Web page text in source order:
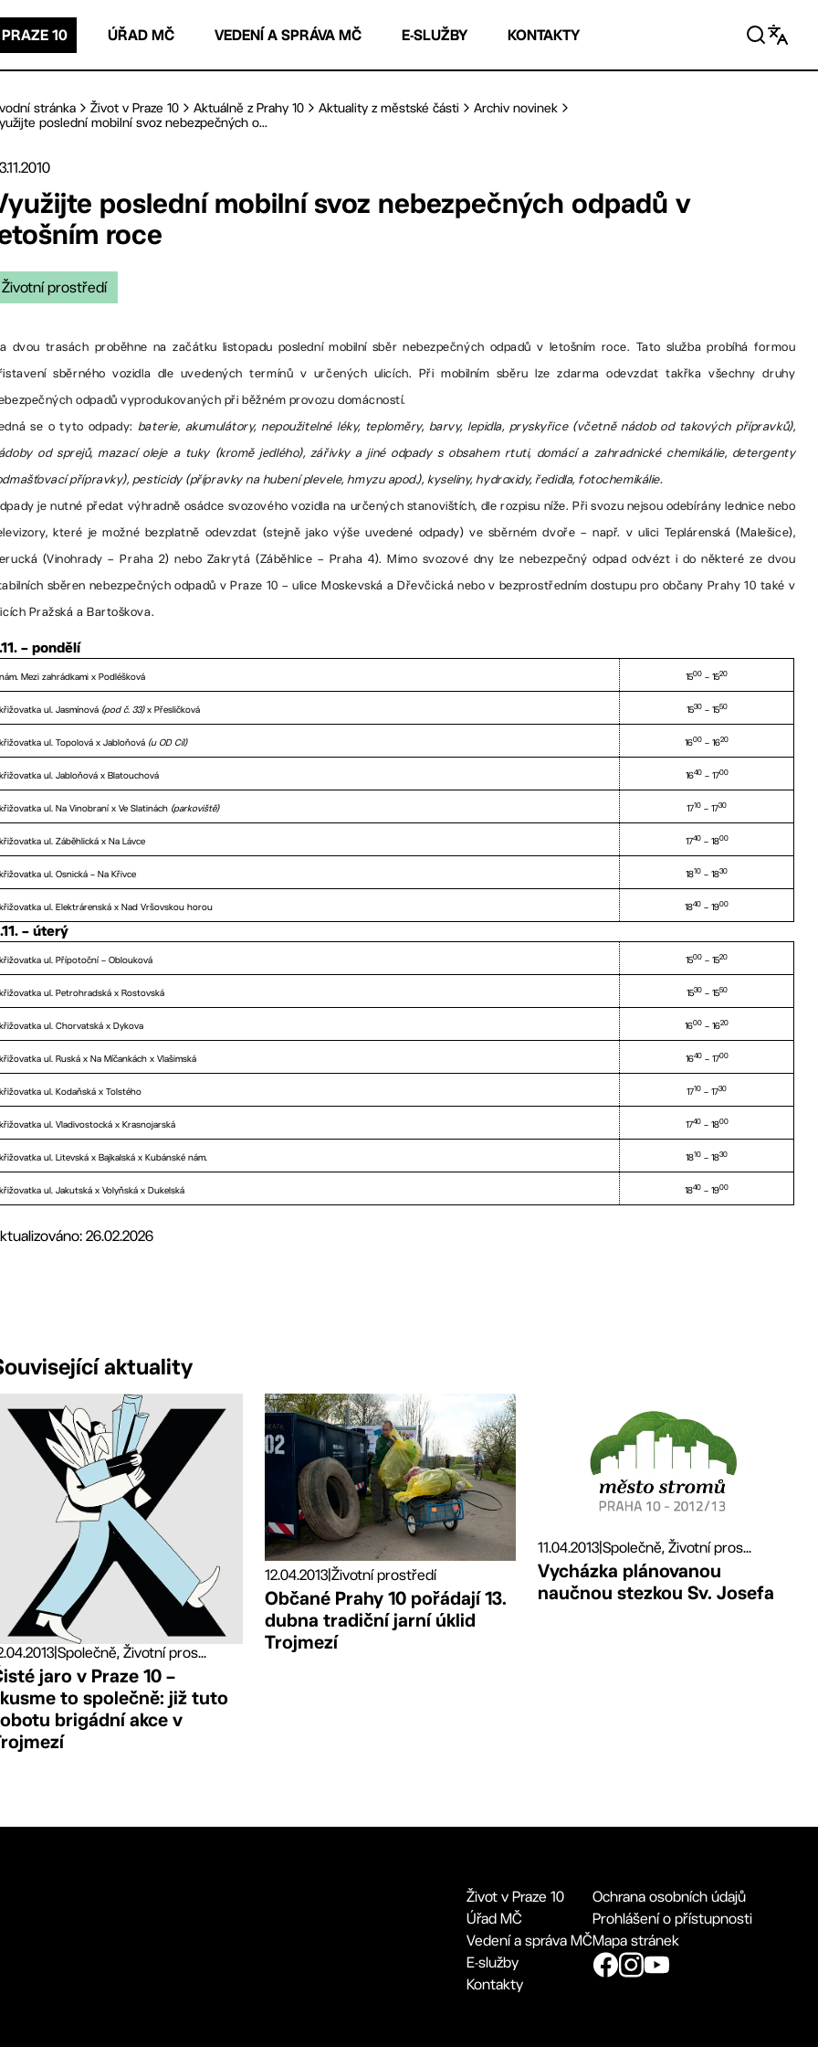
10 ÚŘAD MČ VEDENÍ A SPRÁVA MČ E-SLUŽBY KONTAKTY
stránka Život v Praze 10 Aktuálně z Prahy 10 Aktuality z městské části
Archiv novinek
poslední mobilní svoz nebezpečných o...
poslední mobilní svoz nebezpečných odpadů v
roce
Životní prostředí
dvou trasách proběhne na začátku listopadu poslední mobilní sběr nebezpečných odpadů v letošním roce. Tato služba probíhá formou
sběrného vozidla dle uvedených termínů v určených ulicích. Při mobilním sběru lze zdarma odevzdat takřka všechny druhy
odpadů vyprodukovaných při běžném provozu domácností.
se o tyto odpady: baterie, akumulátory, nepoužitelné léky, teploměry, barvy, lepidla, pryskyřice (včetně nádob od takových přípravků),
od sprejů, mazací oleje a tuky (kromě jedlého), zářivky a jiné odpady s obsahem rtuti, domácí a zahradnické chemikálie, detergenty
přípravky), pesticidy (přípravky na hubení plevele, hmyzu apod.), kyseliny, hydroxidy, ředidla, fotochemikálie.
je nutné předat výhradně osádce svozového vozidla na určených stanovištích, dle rozpisu níže. Při svozu nejsou odebírány lednice nebo
které je možné bezplatně odevzdat (stejně jako výše uvedené odpady) ve sběrném dvoře – např. v ulici Teplárenská (Malešice),
(Vinohrady – Praha 2) nebo Zakrytá (Záběhlice – Praha 4). Mimo svozové dny lze nebezpečný odpad odvézt i do některé ze dvou
sběren nebezpečných odpadů v Praze 10 – ulice Moskevská a Dřevčická nebo v bezprostředním dostupu pro občany Prahy 10 také v
Pražská a Bartoškova.
– pondělí
nám. Mezi zahrádkami x Podléšková 1500 – 1520
křižovatka ul. Jasmínová (pod č. 33)x Přesličková 1530– 1550
křižovatka ul. Topolová x Jabloňová (u OD Cíl) 1600 – 1620
křižovatka ul. Jabloňová x Blatouchová 1640– 1700
křižovatka ul. Na Vinobraní x Ve Slatinách (parkoviště) 1710 – 1730
křižovatka ul. Záběhlická x Na Lávce 1740– 1800
křižovatka ul. Osnická – Na Křivce 1810 – 1830
křižovatka ul. Elektrárenská x Nad Vršovskou horou 1840 – 1900
– úterý
křižovatka ul. Přípotoční – Oblouková 1500 – 1520
křižovatka ul. Petrohradská x Rostovská 1530– 1550
křižovatka ul. Chorvatská x Dykova 1600 – 1620
křižovatka ul. Ruská x Na Míčankách x Vlašimská 1640– 1700
křižovatka ul. Kodaňská x Tolstého 1710 – 1730
křižovatka ul. Vladivostocká x Krasnojarská 1740– 1800
křižovatka ul. Litevská x Bajkalská x Kubánské nám. 1810 – 1830
křižovatka ul. Jakutská x Volyňská x Dukelská 1840 – 1900
26.02.2026
aktuality
|Společně, Životní pros...
jaro v Praze 10 –
to společně: již tuto
brigádní akce v
12.04.2013|Životní prostředí
Občané Prahy 10 pořádají 13.
dubna tradiční jarní úklid
Trojmezí
11.04.2013|Společně, Životní pros...
Vycházka plánovanou
naučnou stezkou Sv. Josefa
Život v Praze 10
Úřad MČ
Vedení a správa MČ
E-služby
Kontakty
Ochrana osobních údajů
Prohlášení o přístupnosti
Mapa stránek